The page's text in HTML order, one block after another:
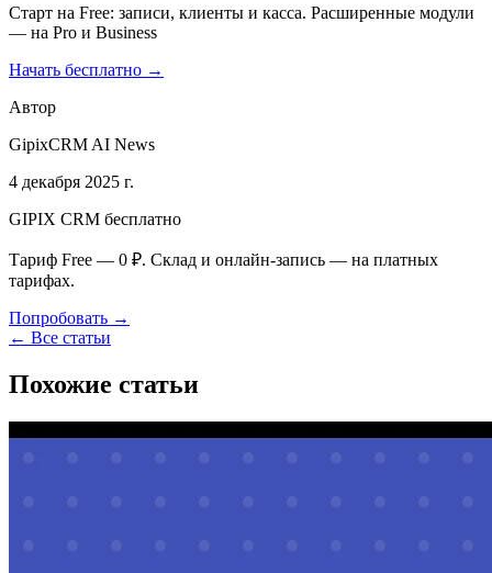
Старт на Free: записи, клиенты и касса. Расширенные модули
— на Pro и Business
Начать бесплатно →
Автор
GipixCRM AI News
4 декабря 2025 г.
GIPIX CRM бесплатно
Тариф Free — 0 ₽. Склад и онлайн-запись — на платных
тарифах.
Попробовать →
← Все статьи
Похожие статьи